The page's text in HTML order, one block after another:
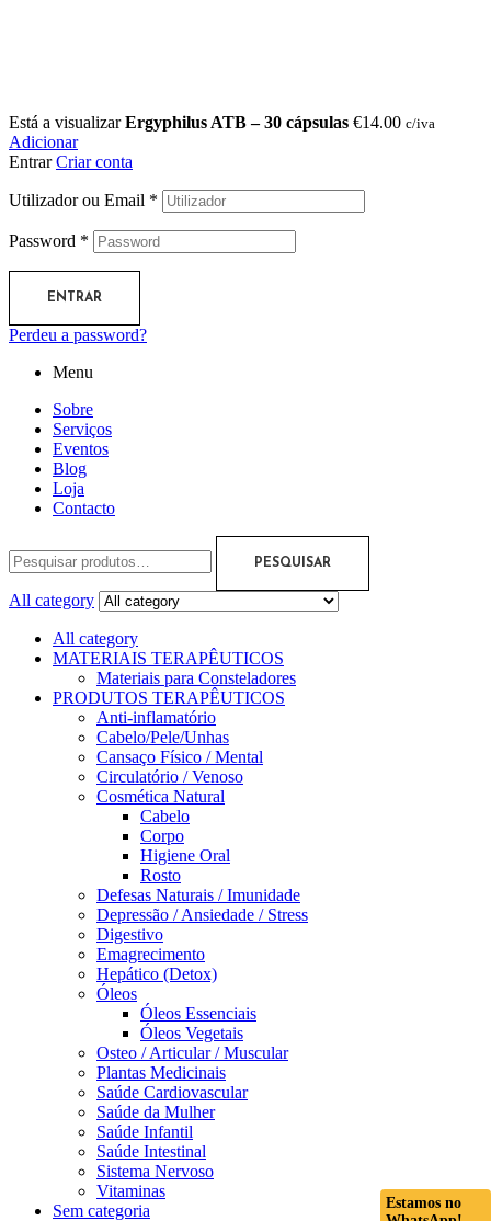
Está a visualizarErgyphilus ATB – 30 cápsulas €14.00 c/iva
Adicionar
Entrar Criar conta
Utilizador ou Email *
Password *
ENTRAR
Perdeu a password?
Menu
Sobre
Serviços
Eventos
Blog
Loja
Contacto
PESQUISAR
All category
All category
MATERIAIS TERAPÊUTICOS
Materiais para Consteladores
PRODUTOS TERAPÊUTICOS
Anti-inflamatório
Cabelo/Pele/Unhas
Cansaço Físico / Mental
Circulatório / Venoso
Cosmética Natural
Cabelo
Corpo
Higiene Oral
Rosto
Defesas Naturais / Imunidade
Depressão / Ansiedade / Stress
Digestivo
Emagrecimento
Hepático (Detox)
Óleos
Óleos Essenciais
Óleos Vegetais
Osteo / Articular / Muscular
Plantas Medicinais
Saúde Cardiovascular
Saúde da Mulher
Saúde Infantil
Saúde Intestinal
Sistema Nervoso
Vitaminas
Sem categoria
Estamos no